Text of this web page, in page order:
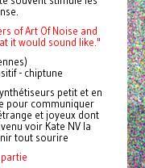
of Art Of Noise and
it would sound like."
- chiptune
petit et en
pour communiquer
et joyeux dont
voir Kate NV la
tout sourire